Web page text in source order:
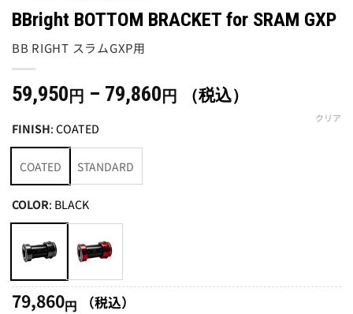
BBright BOTTOM BRACKET for SRAM GXP
BB RIGHT スラムGXP用
59,950 円 – 79,860 円
価（税込）
FINISH:COATED
COATED STANDARD
COLOR: BLACK
クリア
79,860円 （税込）